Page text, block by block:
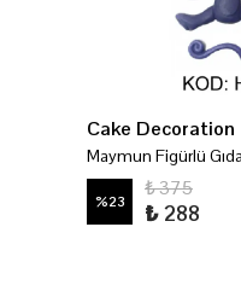
Cake Decoration
Maymun Figürlü
%23
₺ 375
₺ 288